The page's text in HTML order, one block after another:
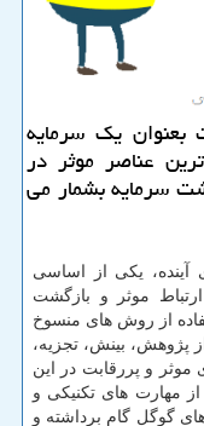
یك سرمایه
عناصر موثر در
سرمایه بشمار می
آینده، یکی از اساسی
موثر و بازگشت
از روش های منسوخ
پژوهش، بینش، تجزیه،
موثر و پررقابت در این
مهارت های تکنیکی و
گوگل گام برداشته و